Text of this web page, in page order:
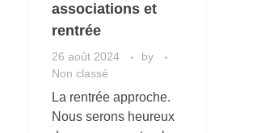
associations et
rentrée
26 août 2024
by
Non classé
La rentrée approche.
Nous serons heureux